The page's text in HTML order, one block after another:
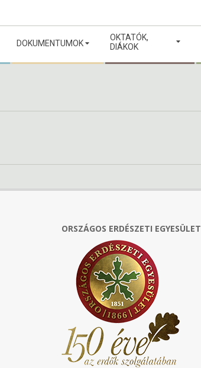
DOKUMENTUMOK
OKTATÓK,
DIÁKOK
ORSZÁGOS ERDÉSZETI EGYESÜLET